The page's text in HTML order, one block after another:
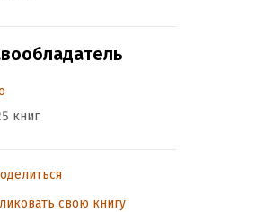
книг
свою книгу